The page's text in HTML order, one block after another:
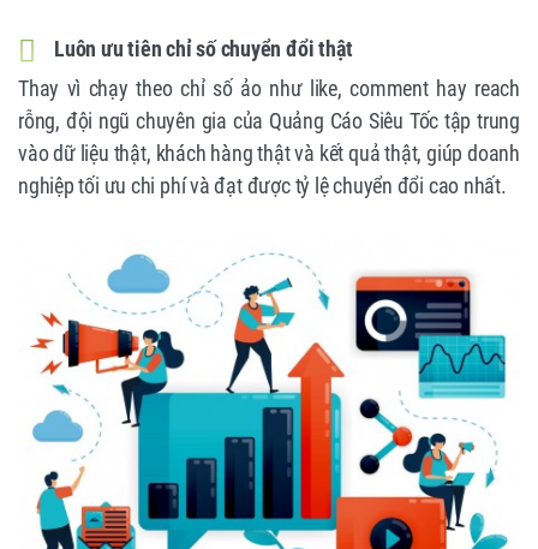
Luôn ưu tiên chỉ số chuyển đổi thật
Thay vì chạy theo chỉ số ảo như like, comment hay reach
rỗng, đội ngũ chuyên gia của Quảng Cáo Siêu Tốc tập trung
vào dữ liệu thật, khách hàng thật và kết quả thật, giúp doanh
nghiệp tối ưu chi phí và đạt được tỷ lệ chuyển đổi cao nhất.